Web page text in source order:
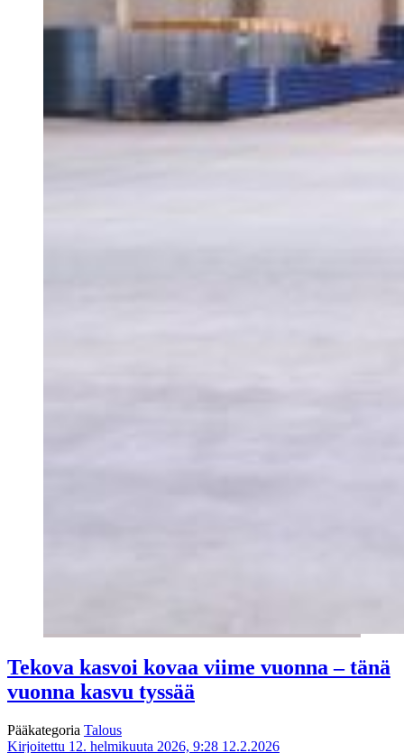
Tekova kasvoi kovaa viime vuonna – tänä
vuonna kasvu tyssää
Pääkategoria Talous
Kirjoitettu 12. helmikuuta 2026, 9:28 12.2.2026